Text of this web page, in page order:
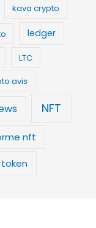
kava crypto
ledger
LTC
avis
NFT
nft
token